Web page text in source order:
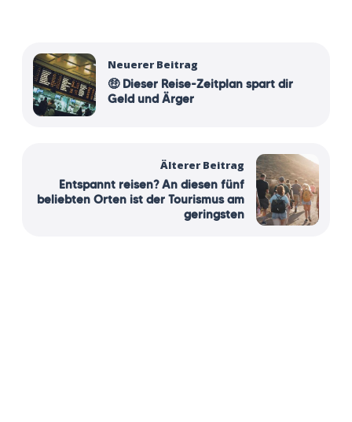
Neuerer Beitrag
🤑 Dieser Reise-Zeitplan spart dir
Geld und Ärger
Älterer Beitrag
Entspannt reisen? An diesen fünf
beliebten Orten ist der Tourismus am
geringsten